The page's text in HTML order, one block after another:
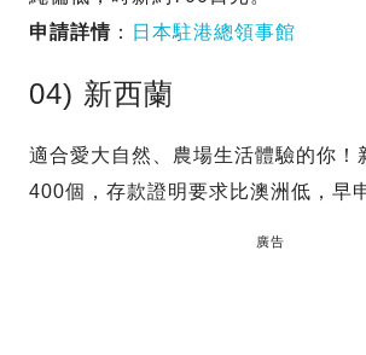
申請詳情 ： 日本駐港總領事館
04) 新西蘭
適合愛大自然、農場生活體驗的你！
400個，存款證明要求比澳洲低，早
廣告